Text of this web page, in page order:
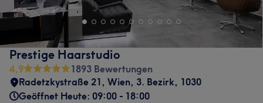
Prestige Haarstudio
4,9
1893 Bewertungen
Radetzkystraße 21, Wien, 3. Bezirk, 1030
Geöffnet Heute: 09:00 - 18:00